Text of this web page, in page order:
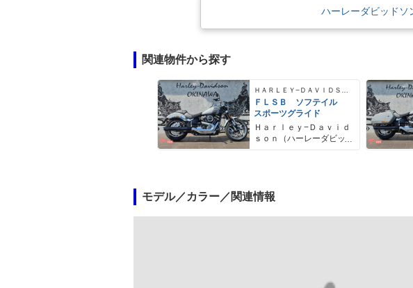
ハーレーダビッドソ
関連物件から探す
ＦＬＳＢ ソフテイル
スポーツグライド
Ｈａｒｌｅｙ−Ｄａｖｉｄ
ｓｏｎ（ハーレーダビッ
モデル／カラー／関連情報